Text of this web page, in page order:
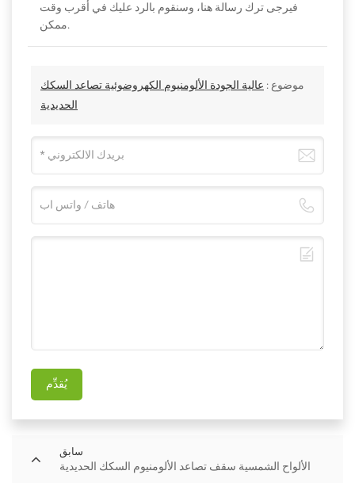
فيرجى ترك رسالة هنا، وسنقوم بالرد عليك في أقرب وقت
ممكن.
موضوع : عالية الجودة الألومنيوم الكهروضوئية تصاعد السكك
الحديدية
يُقدِّم
سابق
الألواح الشمسية سقف تصاعد الألومنيوم السكك الحديدية